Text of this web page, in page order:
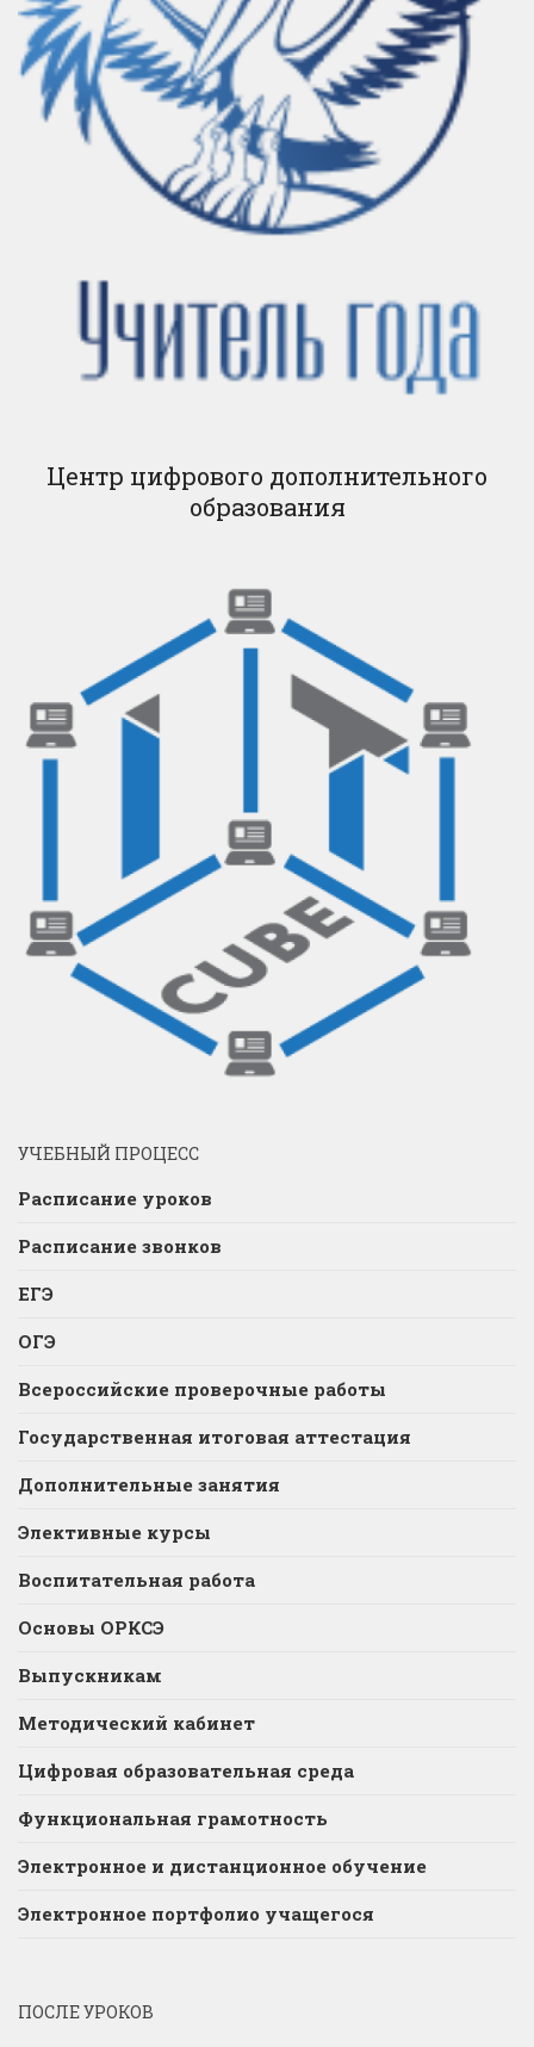
Центр цифрового дополнительного
образования
УЧЕБНЫЙ ПРОЦЕСС
Расписание уроков
Расписание звонков
ЕГЭ
ОГЭ
Всероссийские проверочные работы
Государственная итоговая аттестация
Дополнительные занятия
Элективные курсы
Воспитательная работа
Основы ОРКСЭ
Выпускникам
Методический кабинет
Цифровая образовательная среда
Функциональная грамотность
Электронное и дистанционное обучение
Электронное портфолио учащегося
ПОСЛЕ УРОКОВ